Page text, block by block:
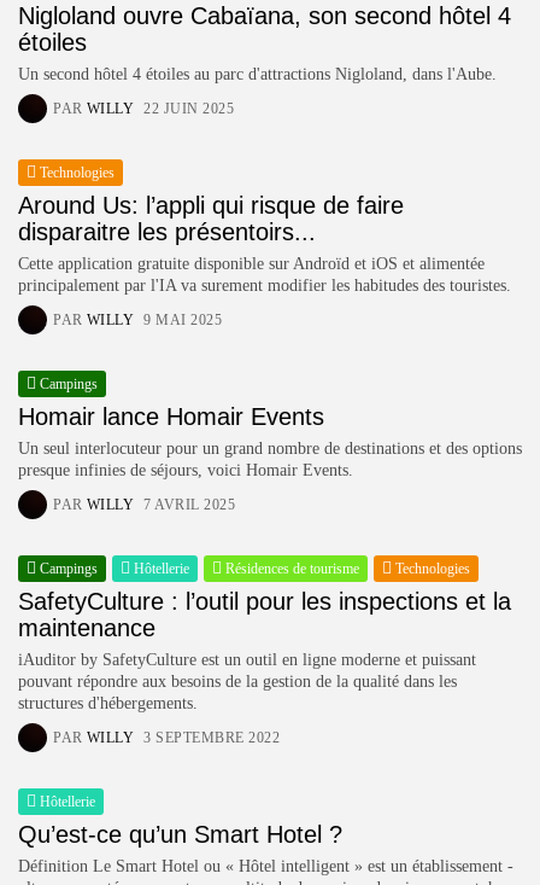
Nigloland ouvre Cabaïana, son second hôtel 4
étoiles
Un second hôtel 4 étoiles au parc d'attractions Nigloland, dans l'Aube.
PAR WILLY 22 JUIN 2025
Technologies
Around Us: l’appli qui risque de faire
disparaitre les présentoirs...
Cette application gratuite disponible sur Androïd et iOS et alimentée
principalement par l'IA va surement modifier les habitudes des touristes.
PAR WILLY 9 MAI 2025
Campings
Homair lance Homair Events
Un seul interlocuteur pour un grand nombre de destinations et des options
presque infinies de séjours, voici Homair Events.
PAR WILLY 7 AVRIL 2025
Campings Hôtellerie Résidences de tourisme Technologies
SafetyCulture : l’outil pour les inspections et la
maintenance
iAuditor by SafetyCulture est un outil en ligne moderne et puissant
pouvant répondre aux besoins de la gestion de la qualité dans les
structures d'hébergements.
PAR WILLY 3 SEPTEMBRE 2022
Hôtellerie
Qu’est-ce qu’un Smart Hotel ?
Définition Le Smart Hotel ou « Hôtel intelligent » est un établissement -